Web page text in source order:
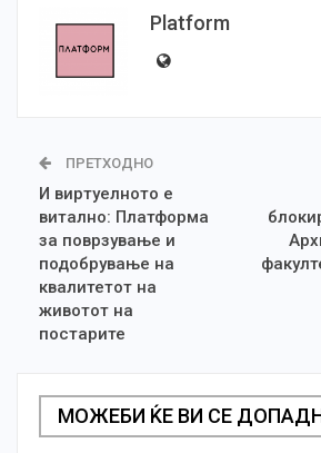
Platform
ПРЕТХОДНО
И виртуелното е
витално: Платформа
за поврзување и
подобрување на
квалитетот на
животот на
постарите
МОЖЕБИ ЌЕ ВИ СЕ